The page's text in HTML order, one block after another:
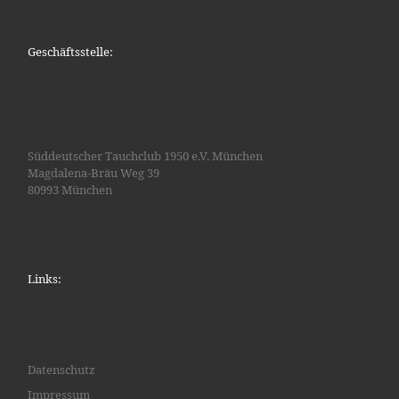
Geschäftsstelle:
Süddeutscher Tauchclub 1950 e.V. München
Magdalena-Bräu Weg 39
80993 München
Links:
Datenschutz
Impressum